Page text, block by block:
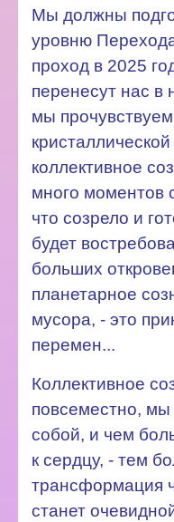
Мы должны
уровню
проход в 2025
перенесут нас в
мы
коллективное
много моментов
что созрело и
будет
больших
планетарное
мусора, - это
перемен...
Коллективное
повсеместно,
собой, и чем
к сердцу, - тем
трансформация
станет